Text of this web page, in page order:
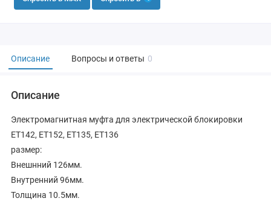
Описание Вопросы и ответы 0
Описание
Электромагнитная муфта для электрической блокировки
ET142, ET152, ET135, ET136
размер:
Внешнний 126мм.
Внутренний 96мм.
Толщина 10.5мм.